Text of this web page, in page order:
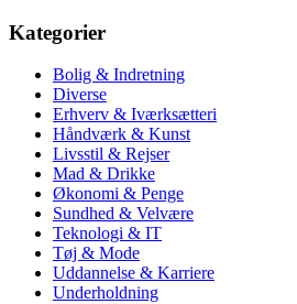
Kategorier
Bolig & Indretning
Diverse
Erhverv & Iværksætteri
Håndværk & Kunst
Livsstil & Rejser
Mad & Drikke
Økonomi & Penge
Sundhed & Velvære
Teknologi & IT
Tøj & Mode
Uddannelse & Karriere
Underholdning